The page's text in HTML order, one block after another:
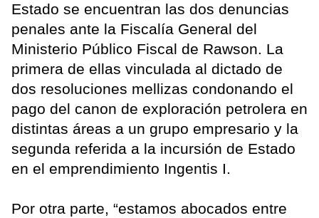
Estado se encuentran las dos denuncias
penales ante la Fiscalía General del
Ministerio Público Fiscal de Rawson. La
primera de ellas vinculada al dictado de
dos resoluciones mellizas condonando el
pago del canon de exploración petrolera en
distintas áreas a un grupo empresario y la
segunda referida a la incursión de Estado
en el emprendimiento Ingentis I.
Por otra parte, “estamos abocados entre